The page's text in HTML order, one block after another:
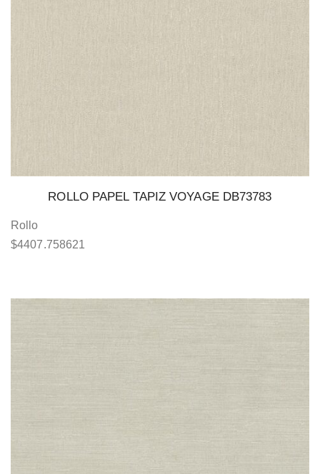
ROLLO PAPEL TAPIZ VOYAGE DB73783
Rollo
$4407.758621